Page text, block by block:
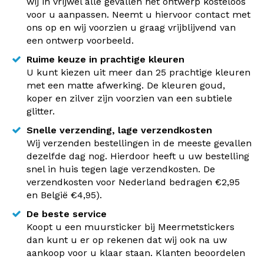
voor u aanpassen. Neemt u hiervoor contact met
ons op en wij voorzien u graag vrijblijvend van
een ontwerp voorbeeld.
Ruime keuze in prachtige kleuren
U kunt kiezen uit meer dan 25 prachtige kleuren
met een matte afwerking. De kleuren goud,
koper en zilver zijn voorzien van een subtiele
glitter.
Snelle verzending, lage verzendkosten
Wij verzenden bestellingen in de meeste gevallen
dezelfde dag nog. Hierdoor heeft u uw bestelling
snel in huis tegen lage verzendkosten. De
verzendkosten voor Nederland bedragen €2,95
en België €4,95).
De beste service
Koopt u een muursticker bij Meermetstickers
dan kunt u er op rekenen dat wij ook na uw
aankoop voor u klaar staan. Klanten beoordelen